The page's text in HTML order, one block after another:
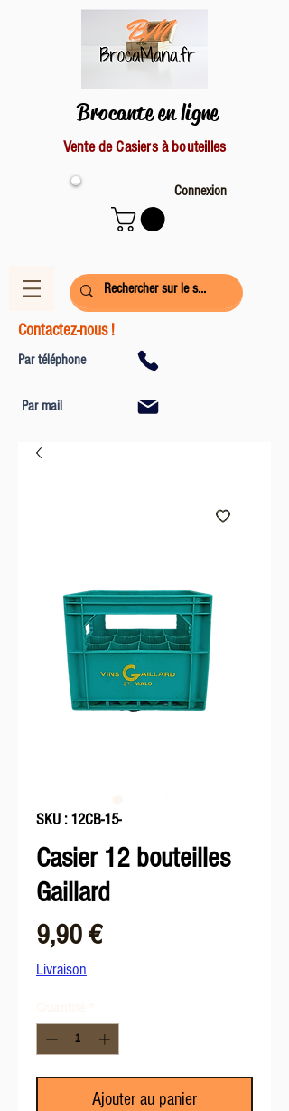
Brocante en ligne
Vente de Casiers à bouteilles
Connexion
Contactez-nous !
Par téléphone
Par mail
SKU : 12CB-15-
Casier 12 bouteilles
Gaillard
9,90 €Prix
Livraison
Ajouter au panier